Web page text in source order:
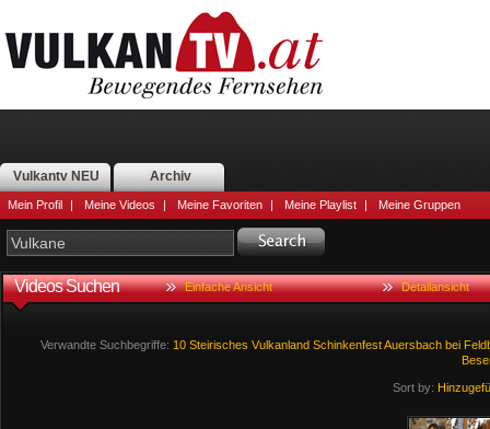
Vulkantv NEU Archiv
Mein Profil | Meine Videos | Meine Favoriten | Meine Playlist | Meine Gruppen
Videos Suchen Einfache Ansicht Detailansicht
Verwandte Suchbegriffe: 10 Steirisches Vulkanland SchinkenfestAuersbach bei
Sort by: